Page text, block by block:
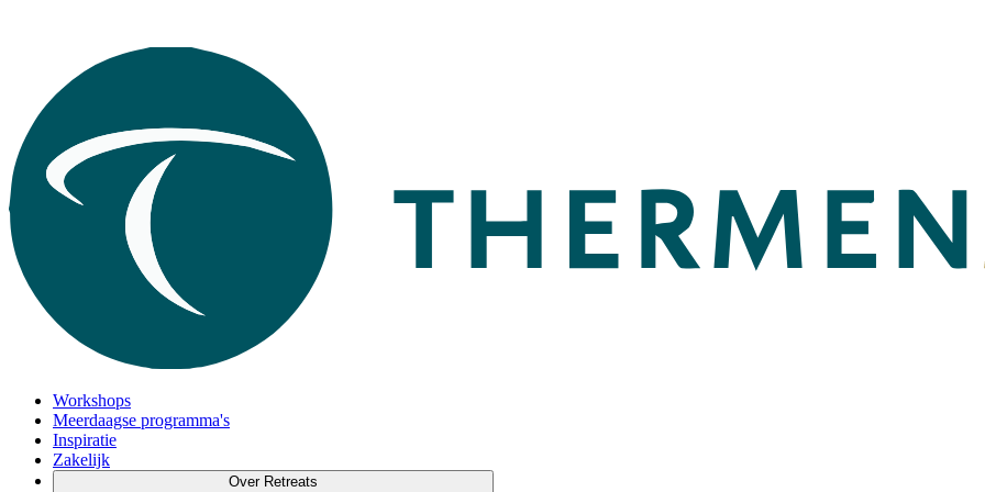
Workshops
Meerdaagse programma's
Inspiratie
Zakelijk
Over Retreats